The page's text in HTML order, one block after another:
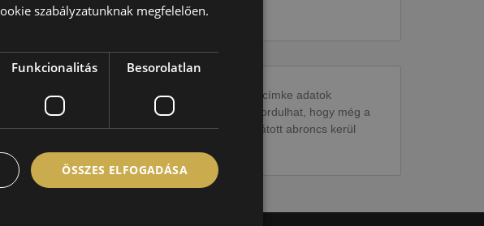
Figyelem a feltüntetett címke adatok
tájékoztató jellegűek. Előfordulhat, hogy még a
korábbi EU-s címkével ellátott abroncs kerül
szabályzatunknak megfelelően.
Funkcionalitás Besorolatlan
ÖSSZES ELFOGADÁSA